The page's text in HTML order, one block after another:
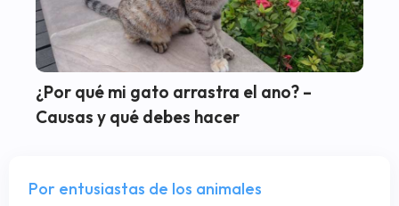
¿Por qué mi gato arrastra el ano? –
Causas y qué debes hacer
Por entusiastas de los animales